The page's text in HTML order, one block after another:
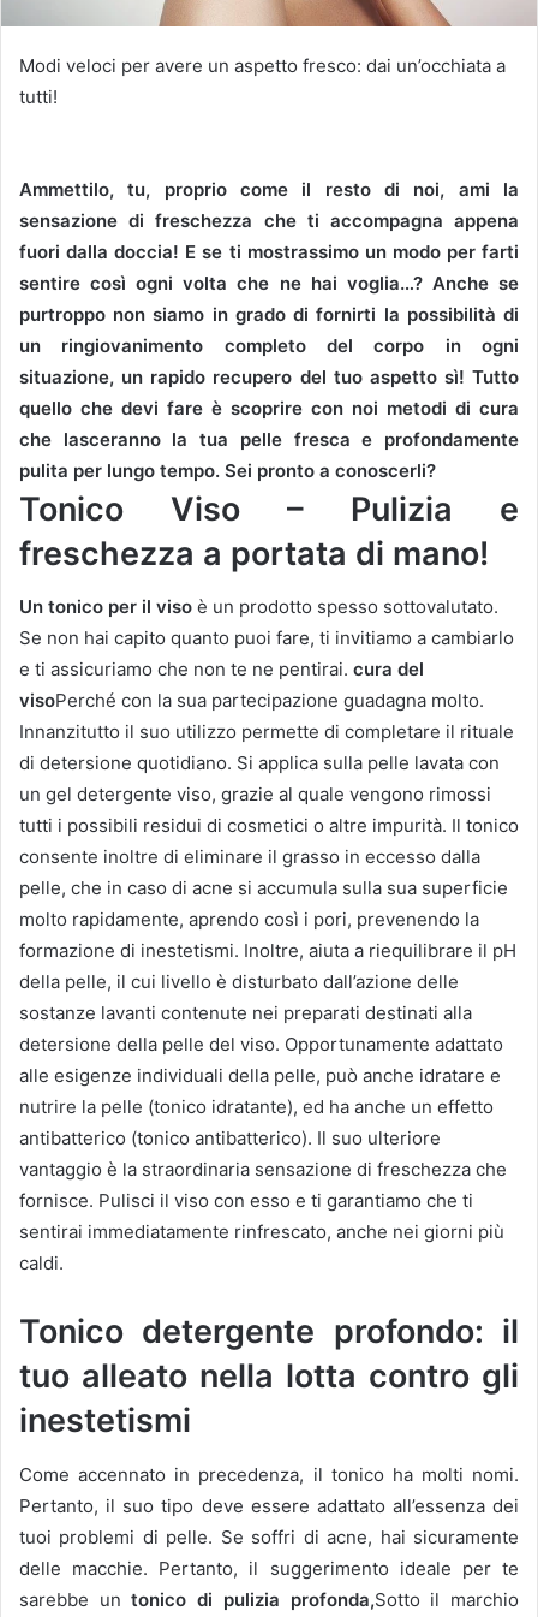
Modi veloci per avere un aspetto fresco: dai un’occhiata a
tutti!
Ammettilo, tu, proprio come il resto di noi, ami la
sensazione di freschezza che ti accompagna appena
fuori dalla doccia! E se ti mostrassimo un modo per farti
sentire così ogni volta che ne hai voglia…? Anche se
purtroppo non siamo in grado di fornirti la possibilità di
un ringiovanimento completo del corpo in ogni
situazione, un rapido recupero del tuo aspetto sì! Tutto
quello che devi fare è scoprire con noi metodi di cura
che lasceranno la tua pelle fresca e profondamente
pulita per lungo tempo. Sei pronto a conoscerli?
Tonico Viso – Pulizia e
freschezza a portata di mano!
Un tonico per il viso è un prodotto spesso sottovalutato.
Se non hai capito quanto puoi fare, ti invitiamo a cambiarlo
e ti assicuriamo che non te ne pentirai. cura del
visoPerché con la sua partecipazione guadagna molto.
Innanzitutto il suo utilizzo permette di completare il rituale
di detersione quotidiano. Si applica sulla pelle lavata con
un gel detergente viso, grazie al quale vengono rimossi
tutti i possibili residui di cosmetici o altre impurità. Il tonico
consente inoltre di eliminare il grasso in eccesso dalla
pelle, che in caso di acne si accumula sulla sua superficie
molto rapidamente, aprendo così i pori, prevenendo la
formazione di inestetismi. Inoltre, aiuta a riequilibrare il pH
della pelle, il cui livello è disturbato dall’azione delle
sostanze lavanti contenute nei preparati destinati alla
detersione della pelle del viso. Opportunamente adattato
alle esigenze individuali della pelle, può anche idratare e
nutrire la pelle (tonico idratante), ed ha anche un effetto
antibatterico (tonico antibatterico). Il suo ulteriore
vantaggio è la straordinaria sensazione di freschezza che
fornisce. Pulisci il viso con esso e ti garantiamo che ti
sentirai immediatamente rinfrescato, anche nei giorni più
caldi.
Tonico detergente profondo: il
tuo alleato nella lotta contro gli
inestetismi
Come accennato in precedenza, il tonico ha molti nomi.
Pertanto, il suo tipo deve essere adattato all’essenza dei
tuoi problemi di pelle. Se soffri di acne, hai sicuramente
delle macchie. Pertanto, il suggerimento ideale per te
sarebbe untonico di pulizia profonda,Sotto il marchio